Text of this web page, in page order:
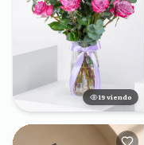
19 viendo